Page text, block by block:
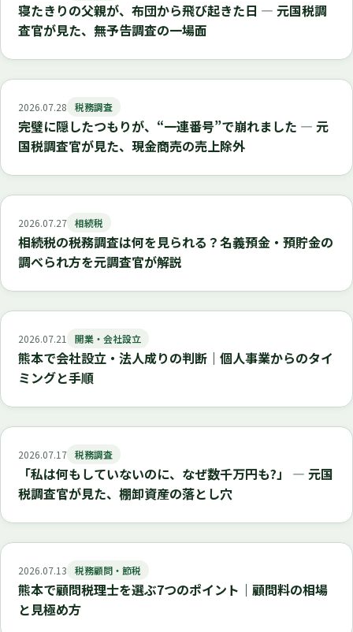
寝たきりの父親が、布団から飛び起きた日 ― 元国税調
査官が見た、無予告調査の一場面
2026.07.28 税務調査
完璧に隠したつもりが、“一連番号”で崩れました ― 元
国税調査官が見た、現金商売の売上除外
2026.07.27 相続税
相続税の税務調査は何を見られる？名義預金・預貯金の
調べられ方を元調査官が解説
2026.07.21 開業・会社設立
熊本で会社設立・法人成りの判断｜個人事業からのタイ
ミングと手順
2026.07.17 税務調査
「私は何もしていないのに、なぜ数千万円も?」 ― 元国
税調査官が見た、棚卸資産の落とし穴
2026.07.13 税務顧問・節税
熊本で顧問税理士を選ぶ7つのポイント｜顧問料の相場
と見極め方